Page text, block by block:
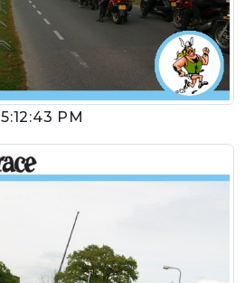
5:12:43 PM